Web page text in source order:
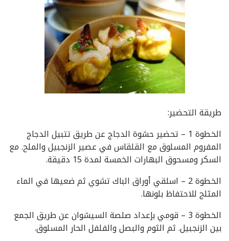
طريقة التحضير:
الخطوة 1 – تحضير حشوة الدجاج عن طريق تتبيل الدجاج
المفروم المسلوق مع القلقاس في عصير الزنجبيل والملح. مع
السكر ومسحوق البهارات الخمسة لمدة 15 دقيقة.
الخطوة 2 – اسلقي أوراق الباك تشوي ثم ضعيها في الماء
المثلج للاحتفاظ بلونها.
الخطوة 3 – قومي بإعداد صلصة السيشوان عن طريق الجمع
بين الزنجبيل. ثم الثوم والبصل والفلفل الحار المسلوق.